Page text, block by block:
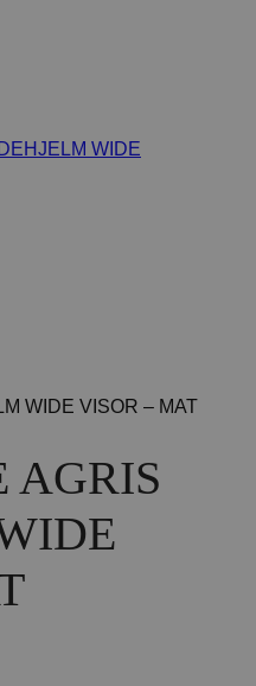
WIDE VISOR – MAT
AGRIS